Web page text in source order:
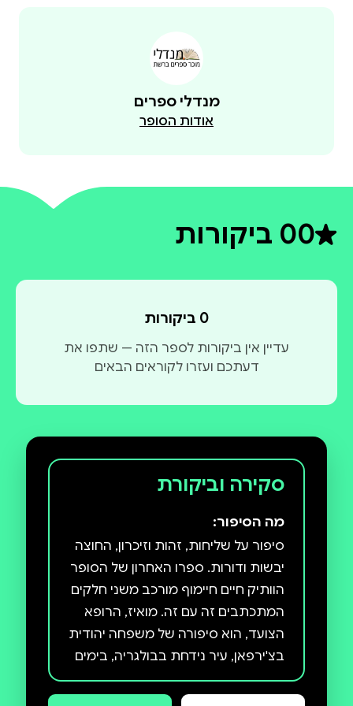
מנדלי ספרים
אודות הסופר
0דירוג ממוצע 0 מתוך 5
0 ביקורות
0 ביקורות
עדיין אין ביקורות לספר הזה — שתפו את
דעתכם ועזרו לקוראים הבאים
סקירה וביקורת
מה הסיפור:
סיפור על שליחות, זהות וזיכרון, החוצה
יבשות ודורות. ספרו האחרון של הסופר
הוותיק חיים חיימוף מורכב משני חלקים
המתכתבים זה עם זה. מואיז, הרופא
הצועד, הוא סיפורה של משפחה יהודית
בצ'ירפאן, עיר נידחת בבולגריה, בימים
שלאחר מלחמת העולם השנייה. אבי
המשפחה, רופא הנשים היחיד במחוז,